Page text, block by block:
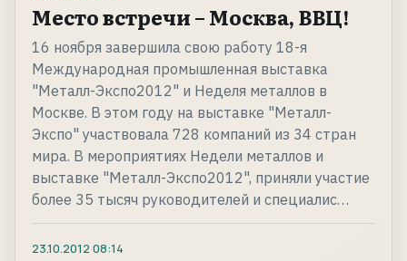
Место встречи – Москва, ВВЦ!
16 ноября завершила свою работу 18-я
Международная промышленная выставка
"Металл-Экспо2012" и Неделя металлов в
Москве. В этом году на выставке "Металл-
Экспо" участвовала 728 компаний из 34 стран
мира. В мероприятиях Недели металлов и
выставке "Металл-Экспо2012", приняли участие
более 35 тысяч руководителей и специалис…
23.10.2012 08:14